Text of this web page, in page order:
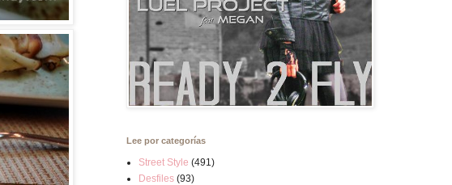
Lee por categorías
Street Style (491)
Desfiles (93)